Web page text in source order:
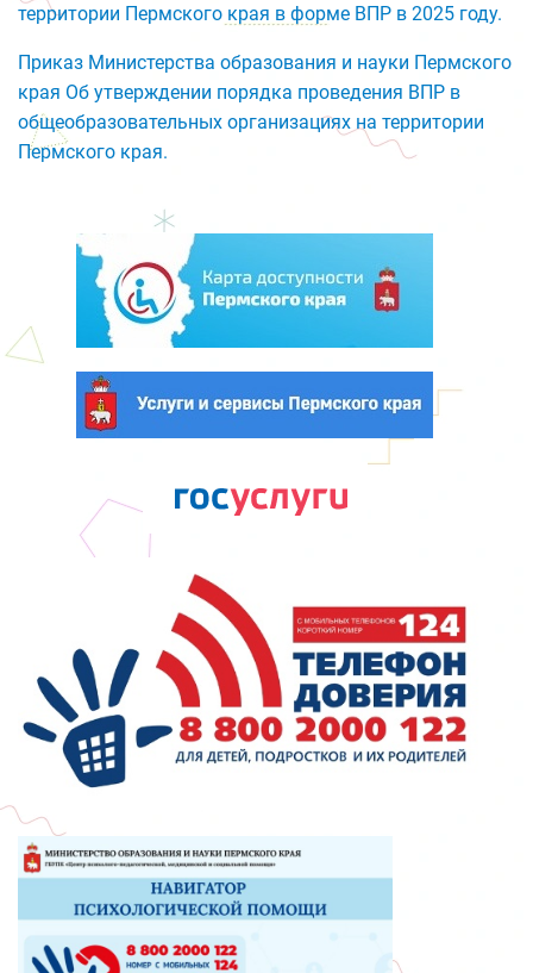
территории Пермского края в форме ВПР в 2025 году.
Приказ Министерства образования и науки Пермского
края Об утверждении порядка проведения ВПР в
общеобразовательных организациях на территории
Пермского края.